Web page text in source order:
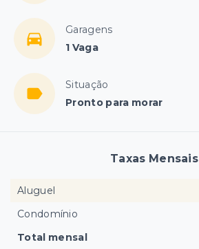
Garagens
1 Vaga
Situação
Pronto para morar
Taxas Mensais
Aluguel
Condomínio
Total mensal